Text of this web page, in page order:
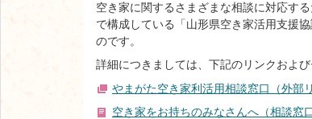
空き家に関するさまざまな相談に対応す
で構成している「山形県空き家活用支援
のです。
詳細につきましては、下記のリンクおよび
やまがた空き家利活用相談窓口（外部
空き家をお持ちのみなさんへ（相談窓